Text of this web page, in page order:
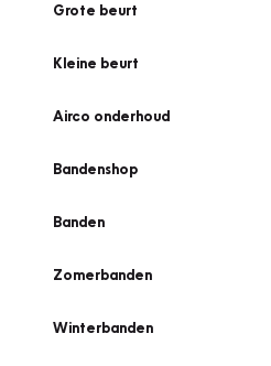
Grote beurt
Kleine beurt
Airco onderhoud
Bandenshop
Banden
Zomerbanden
Winterbanden